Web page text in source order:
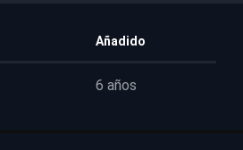
Añadido
6 años